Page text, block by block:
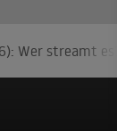
Wer streamt